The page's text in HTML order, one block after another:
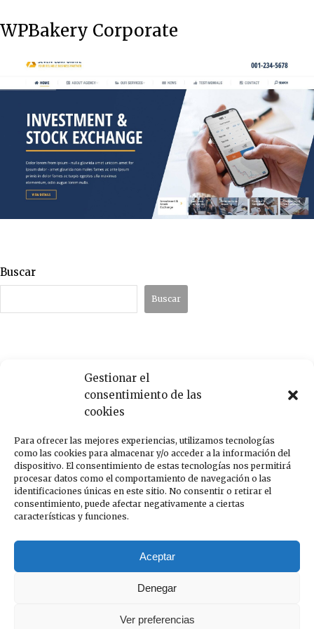
Gestionar el
consentimiento de las
cookies
Para ofrecer las mejores experiencias, utilizamos tecnologías
como las cookies para almacenar y/o acceder a la información del
dispositivo. El consentimiento de estas tecnologías nos permitirá
procesar datos como el comportamiento de navegación o las
identificaciones únicas en este sitio. No consentir o retirar el
consentimiento, puede afectar negativamente a ciertas
características y funciones.
Aceptar
Denegar
Ver preferencias
WPBakery Corporate
Buscar
Buscar
Recent Posts
Behind the scenes of the new basic capsule
The Seven iPhone cases collection appears in ELLE
A Q&A with Alexa Doe from The Seven
Recent Comments
Un comentarista de WordPressen